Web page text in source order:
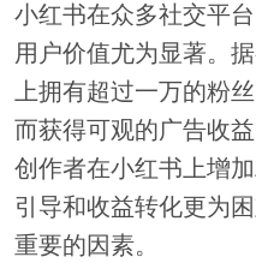
小红书在众多社交平
用户价值尤为显著。
上拥有超过一万的粉
而获得可观的广告收
创作者在小红书上增
引导和收益转化更为
重要的因素。